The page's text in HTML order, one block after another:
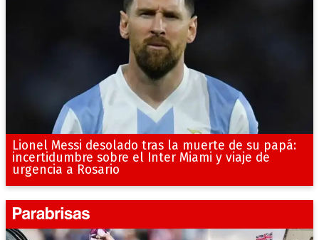
Lionel Messi desolado tras la muerte de su papá:
incertidumbre sobre el Inter Miami y viaje de
urgencia a Rosario